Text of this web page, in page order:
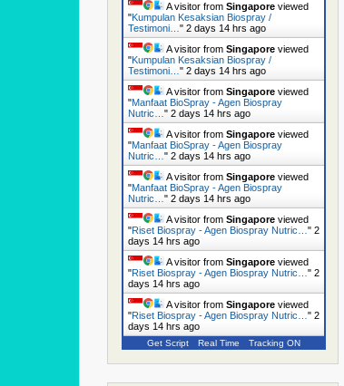
A visitor from Singapore viewed
"Kumpulan Kesaksian Biospray /
Testimoni… " 2 days 14 hrs ago
A visitor from Singapore viewed
"Kumpulan Kesaksian Biospray /
Testimoni… " 2 days 14 hrs ago
A visitor from Singapore viewed
"Manfaat BioSpray - Agen Biospray
Nutric… " 2 days 14 hrs ago
A visitor from Singapore viewed
"Manfaat BioSpray - Agen Biospray
Nutric… " 2 days 14 hrs ago
A visitor from Singapore viewed
"Manfaat BioSpray - Agen Biospray
Nutric… " 2 days 14 hrs ago
A visitor from Singapore viewed
"Riset Biospray - Agen Biospray Nutric… " 2
days 14 hrs ago
A visitor from Singapore viewed
"Riset Biospray - Agen Biospray Nutric… " 2
days 14 hrs ago
A visitor from Singapore viewed
"Riset Biospray - Agen Biospray Nutric… " 2
days 14 hrs ago
Get Script Real Time Tracking ON